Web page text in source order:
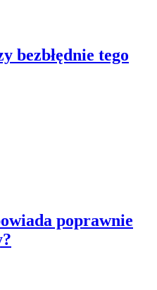
bezbłędnie tego
poprawnie